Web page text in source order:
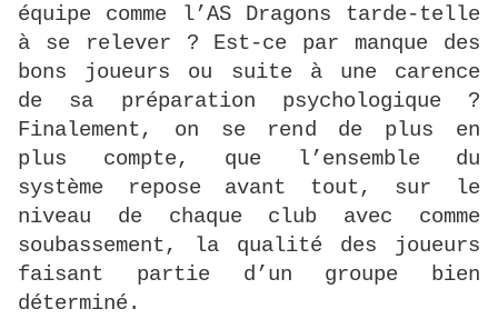
équipe comme l’AS Dragons tarde-telle
à se relever ? Est-ce par manque des
bons joueurs ou suite à une carence
de sa préparation psychologique ?
Finalement, on se rend de plus en
plus compte, que l’ensemble du
système repose avant tout, sur le
niveau de chaque club avec comme
soubassement, la qualité des joueurs
faisant partie d’un groupe bien
déterminé.